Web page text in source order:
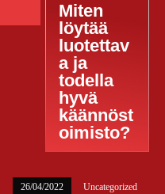
Miten
löytää
luotettav
a ja
todella
hyvä
käännöst
oimisto?
26/04/2022 Uncategorized